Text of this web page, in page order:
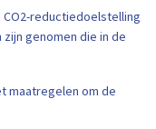
reductiedoelstelling
genomen die in de
maatregelen om de